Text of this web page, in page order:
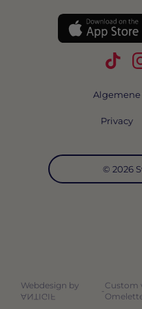
Volg
© 2026
Algemene
Privacy
Webdesign by
ANTIGIF
-
Custom